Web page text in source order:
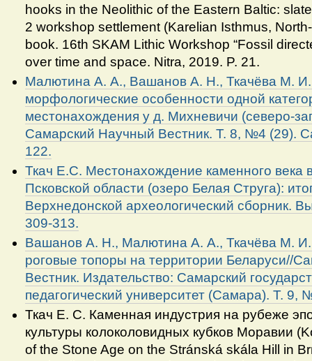
hooks in the Neolithic of the Eastern Baltic:
2 workshop settlement (Karelian Isthmus,
book. 16th SKAM Lithic Workshop “Fossil
over time and space. Nitra, 2019. P. 21.
Малютина А. А., Вашанов А. Н., Ткачёва М.
морфологические особенности одной
местонахождения у д. Михневичи (северо-
Самарский Научный Вестник. Т. 8, №4 (29).
122.
Ткач Е.С. Местонахождение каменного века
Псковской области (озеро Белая Струга):
Верхнедонской археологический сборник.
309-313.
Вашанов А. Н., Малютина А. А., Ткачёва М.
роговые топоры на территории Беларуси//
Вестник. Издательство: Самарский
педагогический университет (Самара). Т.
Ткач Е. С. Каменная индустрия на рубеже
культуры колоколовидных кубков Моравии
of the Stone Age on the Stránská skála Hill in